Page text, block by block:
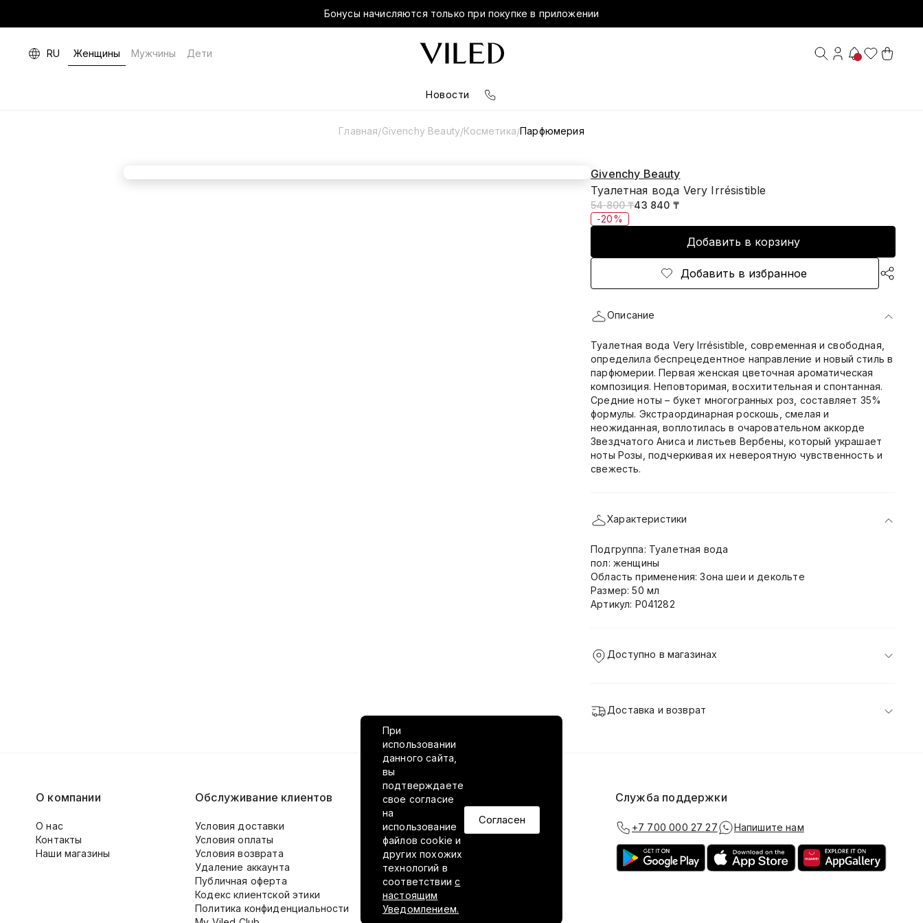
Бонусы начисляются только при покупке в приложении
RU Женщины Мужчины Дети
Новости
Главная/Givenchy Beauty/Косметика/Парфюмерия
Givenchy Beauty
Туалетная вода Very Irrésistible
54 800 ₸43 840 ₸
-20%
Добавить в корзину
Добавить в избранное
Описание
Туалетная вода Very Irrésistible, современная и свободная,
определила беспрецедентное направление и новый стиль в
парфюмерии. Первая женская цветочная ароматическая
композиция. Неповторимая, восхитительная и спонтанная.
Средние ноты – букет многогранных роз, составляет 35%
формулы. Экстраординарная роскошь, смелая и
неожиданная, воплотилась в очаровательном аккорде
Звездчатого Аниса и листьев Вербены, который украшает
ноты Розы, подчеркивая их невероятную чувственность и
свежесть.
Характеристики
Подгруппа: Туалетная вода
пол: женщины
Область применения: Зона шеи и декольте
Размер: 50 мл
Артикул: P041282
Доступно в магазинах
Доставка и возврат
При
использовании
данного сайта,
вы
подтверждаете
свое согласие
на
использование
файлов cookie и
других похожих
технологий в
соответствиис
настоящим
Уведомлением.
Согласен
О компании
О нас
Контакты
Наши магазины
Обслуживание клиентов
Условия доставки
Условия оплаты
Условия возврата
Удаление аккаунта
Публичная оферта
Кодекс клиентской этики
Политика конфиденциальности
VILED в соцсетях Служба поддержки
+7 700 000 27 27 Напишите нам